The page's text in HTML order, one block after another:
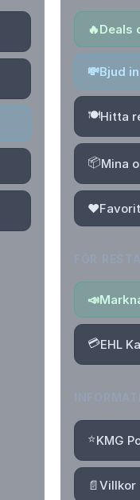
🔥Deals
💸Bjud
🍽️Hitta
📦Mina
❤️
📣
💳EHL
⭐KMG
📄Villkor